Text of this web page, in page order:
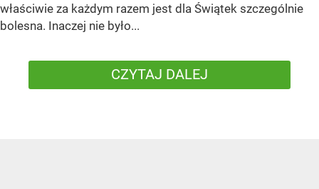
właściwie za każdym razem jest dla Świątek szczególnie
bolesna. Inaczej nie było...
CZYTAJ DALEJ